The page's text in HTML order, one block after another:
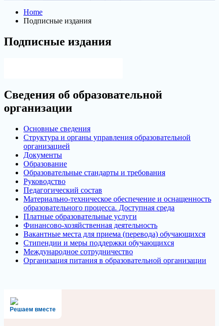
Home
Подписные издания
Подписные издания
Сведения об образовательной
организации
Основные сведения
Структура и органы управления образовательной
организацией
Документы
Образование
Образовательные стандарты и требования
Руководство
Педагогический состав
Материально-техническое обеспечение и оснащенность
образовательного процесса. Доступная среда
Платные образовательные услуги
Финансово-хозяйственная деятельность
Вакантные места для приема (перевода) обучающихся
Стипендии и меры поддержки обучающихся
Международное сотрудничество
Организация питания в образовательной организации
Решаем вместе